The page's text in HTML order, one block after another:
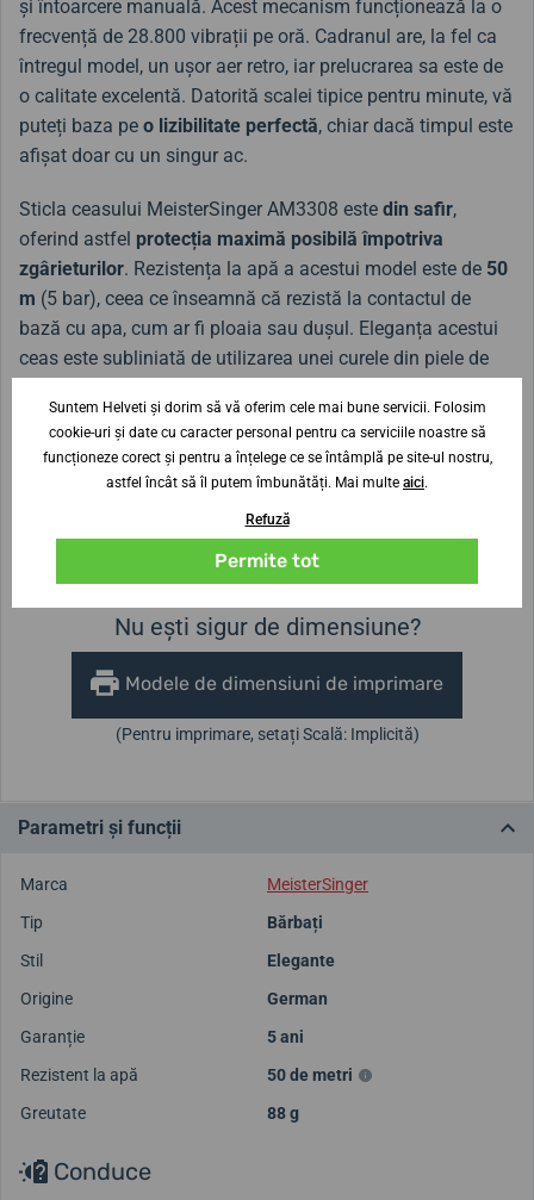
și întoarcere manuală. Acest mecanism funcționează la o
frecvență de 28.800 vibrații pe oră. Cadranul are, la fel ca
întregul model, un ușor aer retro, iar prelucrarea sa este de
o calitate excelentă. Datorită scalei tipice pentru minute, vă
puteți baza pe o lizibilitate perfectă, chiar dacă timpul este
afișat doar cu un singur ac.
Sticla ceasului MeisterSinger AM3308 este din safir,
oferind astfel protecția maximă posibilă împotriva
zgârieturilor. Rezistența la apă a acestui model este de 50
m (5 bar), ceea ce înseamnă că rezistă la contactul de
bază cu apa, cum ar fi ploaia sau dușul. Eleganța acestui
ceas este subliniată de utilizarea unei curele din piele de
Lățimea curelei
20 mm
Înălțimea carcasei Diametrul carcasei
43 mm
Nu ești sigur de dimensiune?
Modele de dimensiuni de imprimare
(Pentru imprimare, setați Scală: Implicită)
Parametri și funcții
Marca
MeisterSinger
Tip
Bărbați
Stil
Elegante
Origine
German
Garanție
5 ani
Rezistent la apă
50 de metri
Greutate
88 g
Conduce
Suntem Helveti și dorim să vă oferim cele mai bune servicii. Folosim
cookie-uri și date cu caracter personal pentru ca serviciile noastre să
funcționeze corect și pentru a înțelege ce se întâmplă pe site-ul nostru,
astfel încât să îl putem îmbunătăți. Mai multe aici.
Refuză
Permite tot